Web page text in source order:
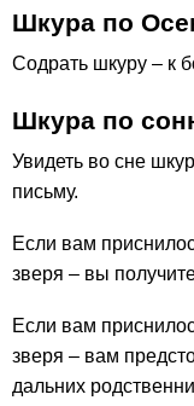
Шкура по
Содрать шкуру – к
Шкура по
Увидеть во сне
письму.
Если вам
зверя – вы
Если вам
зверя – вам
дальних